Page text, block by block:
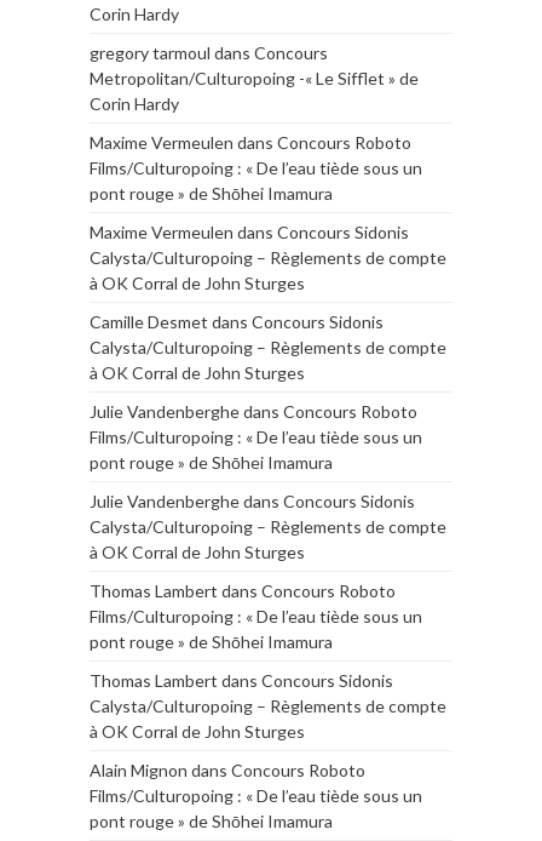
Corin Hardy
gregory tarmoul dans Concours
Metropolitan/Culturopoing -« Le Sifflet » de
Corin Hardy
Maxime Vermeulen dans Concours Roboto
Films/Culturopoing : « De l’eau tiède sous un
pont rouge » de Shōhei Imamura
Maxime Vermeulen dans Concours Sidonis
Calysta/Culturopoing – Règlements de compte
à OK Corral de John Sturges
Camille Desmet dans Concours Sidonis
Calysta/Culturopoing – Règlements de compte
à OK Corral de John Sturges
Julie Vandenberghedans Concours Roboto
Films/Culturopoing : « De l’eau tiède sous un
pont rouge » de Shōhei Imamura
Julie Vandenberghedans Concours Sidonis
Calysta/Culturopoing – Règlements de compte
à OK Corral de John Sturges
Thomas Lambert dans Concours Roboto
Films/Culturopoing : « De l’eau tiède sous un
pont rouge » de Shōhei Imamura
Thomas Lambert dans Concours Sidonis
Calysta/Culturopoing – Règlements de compte
à OK Corral de John Sturges
Alain Mignon dans Concours Roboto
Films/Culturopoing : « De l’eau tiède sous un
pont rouge » de Shōhei Imamura